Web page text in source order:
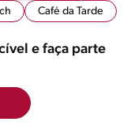
Café da Tarde
e faça parte